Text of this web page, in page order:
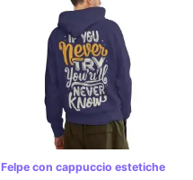
Felpe con cappuccio estetiche